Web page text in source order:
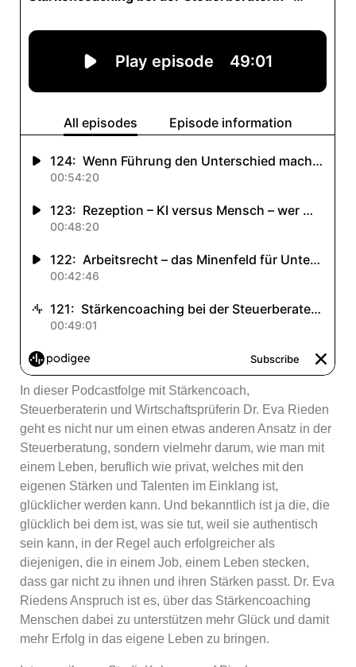
In dieser Podcastfolge mit Stärkencoach,
Steuerberaterin und Wirtschaftsprüferin Dr. Eva Rieden
geht es nicht nur um einen etwas anderen Ansatz in der
Steuerberatung, sondern vielmehr darum, wie man mit
einem Leben, beruflich wie privat, welches mit den
eigenen Stärken und Talenten im Einklang ist,
glücklicher werden kann. Und bekanntlich ist ja die, die
glücklich bei dem ist, was sie tut, weil sie authentisch
sein kann, in der Regel auch erfolgreicher als
diejenigen, die in einem Job, einem Leben stecken,
dass gar nicht zu ihnen und ihren Stärken passt. Dr. Eva
Riedens Anspruch ist es, über das Stärkencoaching
Menschen dabei zu unterstützen mehr Glück und damit
mehr Erfolg in das eigene Leben zu bringen.